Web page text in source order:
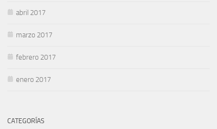
abril 2017
marzo 2017
febrero 2017
enero 2017
CATEGORÍAS